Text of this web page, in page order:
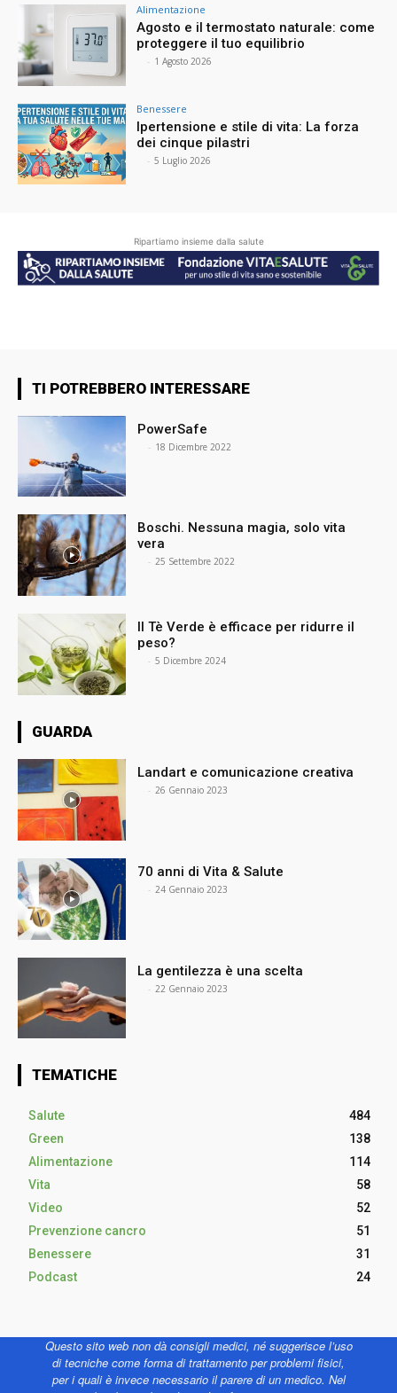
Alimentazione
Agosto e il termostato naturale: come
proteggere il tuo equilibrio
- 1 Agosto 2026
Benessere
Ipertensione e stile di vita: La forza
dei cinque pilastri
- 5 Luglio 2026
Ripartiamo insieme dalla salute
TI POTREBBERO INTERESSARE
PowerSafe
- 18 Dicembre 2022
Boschi. Nessuna magia, solo vita
vera
- 25 Settembre 2022
Il Tè Verde è efficace per ridurre il
peso?
- 5 Dicembre 2024
GUARDA
Landart e comunicazione creativa
- 26 Gennaio 2023
70 anni di Vita & Salute
- 24 Gennaio 2023
La gentilezza è una scelta
- 22 Gennaio 2023
TEMATICHE
Salute
484
Green
138
Alimentazione
114
Vita
58
Video
52
Prevenzione cancro
51
Benessere
31
Podcast
24
Questo sito web non dà consigli medici, né suggerisce l’uso
di tecniche come forma di trattamento per problemi fisici,
per i quali è invece necessario il parere di un medico. Nel